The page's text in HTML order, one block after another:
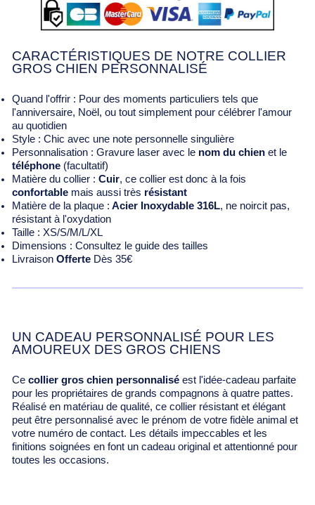
CARACTÉRISTIQUES DE NOTRE COLLIER
GROS CHIEN PERSONNALISÉ
Quand l'offrir : Pour des moments particuliers tels que
l'anniversaire, Noël, ou tout simplement pour célébrer l'amour
au quotidien
Style : Chic avec une note personnelle singulière
Personnalisation : Gravure laser avec le nom du chien et le
téléphone (facultatif)
Matière du collier : Cuir, ce collier est donc à la fois
confortable mais aussi très résistant
Matière de la plaque : Acier Inoxydable 316L, ne noircit pas,
résistant à l'oxydation
Taille : XS/S/M/L/XL
Dimensions : Consultez le guide des tailles
Livraison Offerte Dès 35€
UN CADEAU PERSONNALISÉ POUR LES
AMOUREUX DES GROS CHIENS
Ce collier gros chien personnalisé est l'idée-cadeau parfaite
pour les propriétaires de grands compagnons à quatre pattes.
Réalisé en matériau de qualité, ce collier résistant et élégant
peut être personnalisé avec le prénom de votre fidèle animal et
votre numéro de contact. Les détails impeccables et les
finitions soignées en font un cadeau original et attentionné pour
toutes les occasions.